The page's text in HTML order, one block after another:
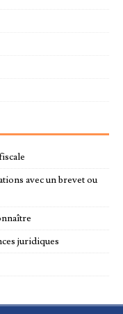
avec un brevet ou
juridiques